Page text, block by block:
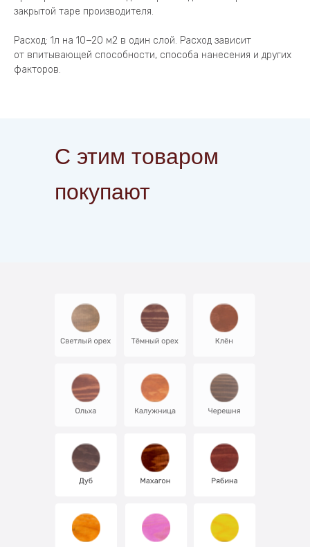
закрытой таре производителя.
Расход: 1л на 10−20 м2 в один слой. Расход зависит
от впитывающей способности, способа нанесения и других
факторов.
С этим товаром
покупают